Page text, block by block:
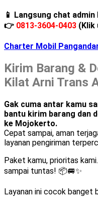
📱 Langsung chat
👉 0813-3604-0403 (Klik
Charter Mobil
Kirim Barang &
Kilat Arni Trans
Gak cuma antar kamu
bantu kirim barang dan
ke Mojokerto.
Cepat sampai, aman
layanan pengiriman
Paket kamu, prioritas
sampai tuntas! 📦🚐✨
Layanan ini cocok banget